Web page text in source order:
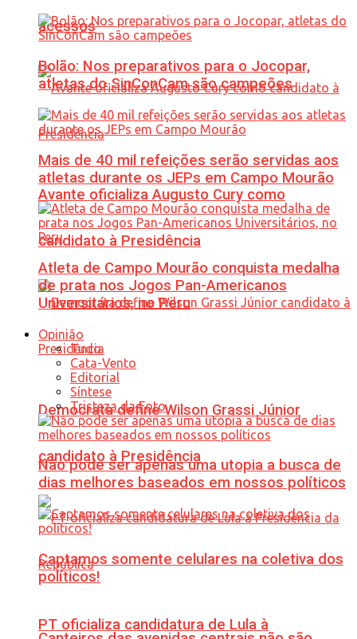
acessos
Avante oficializa Augusto Cury como
candidato à Presidência
Democrata define Wilson Grassi Júnior
candidato à Presidência
PT oficializa candidatura de Lula à
Bolão: Nos preparativos para o Jocopar,
atletas do SinConCam são campeões
Mais de 40 mil refeições serão servidas aos
atletas durante os JEPs em Campo Mourão
Atleta de Campo Mourão conquista medalha
de prata nos Jogos Pan-Americanos
Universitários, no Peru
Opinião
Tudo
Cata-Vento
Editorial
Síntese
Tristeza da Foto
Não pode ser apenas uma utopia a busca de
dias melhores baseados em nossos políticos
Captamos somente celulares na coletiva dos
políticos!